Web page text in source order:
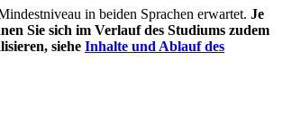
in beiden Sprachen erwartet. Je
Sie sich im Verlauf des Studiums zudem
siehe Inhalte und Ablauf des